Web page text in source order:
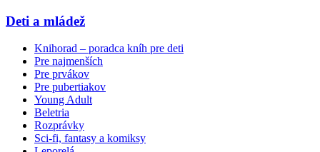
Deti a mládež
Knihorad – poradca kníh pre deti
Pre najmenších
Pre prvákov
Pre pubertiakov
Young Adult
Beletria
Rozprávky
Sci-fi, fantasy a komiksy